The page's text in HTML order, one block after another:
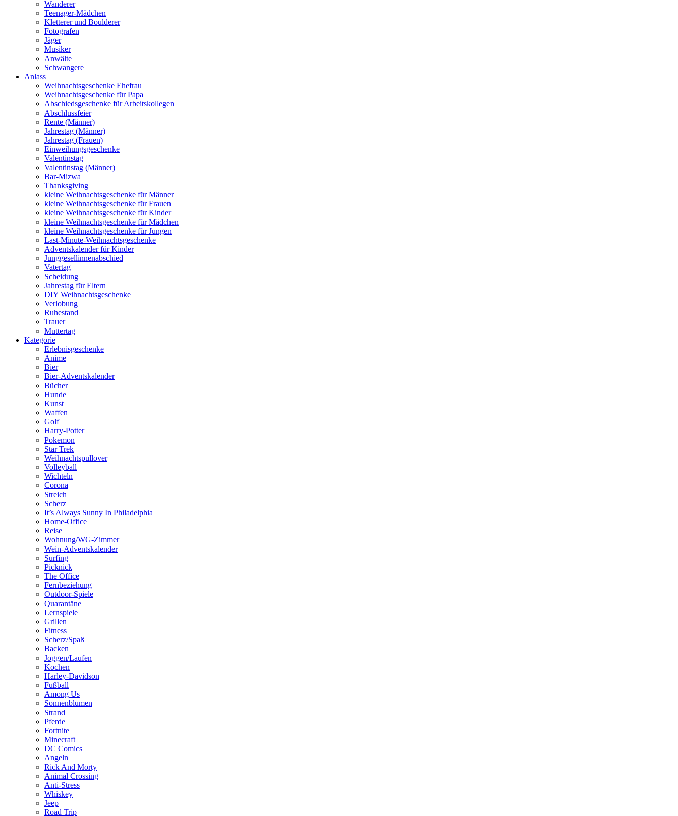
Wanderer
Teenager-Mädchen
Kletterer und Boulderer
Fotografen
Jäger
Musiker
Anwälte
Schwangere
Anlass
Weihnachtsgeschenke Ehefrau
Weihnachtsgeschenke für Papa
Abschiedsgeschenke für Arbeitskollegen
Abschlussfeier
Rente (Männer)
Jahrestag (Männer)
Jahrestag (Frauen)
Einweihungsgeschenke
Valentinstag
Valentinstag (Männer)
Bar-Mizwa
Thanksgiving
kleine Weihnachtsgeschenke für Männer
kleine Weihnachtsgeschenke für Frauen
kleine Weihnachtsgeschenke für Kinder
kleine Weihnachtsgeschenke für Mädchen
kleine Weihnachtsgeschenke für Jungen
Last-Minute-Weihnachtsgeschenke
Adventskalender für Kinder
Junggesellinnenabschied
Vatertag
Scheidung
Jahrestag für Eltern
DIY Weihnachtsgeschenke
Verlobung
Ruhestand
Trauer
Muttertag
Kategorie
Erlebnisgeschenke
Anime
Bier
Bier-Adventskalender
Bücher
Hunde
Kunst
Waffen
Golf
Harry-Potter
Pokemon
Star Trek
Weihnachtspullover
Volleyball
Wichteln
Corona
Streich
Scherz
It’s Always Sunny In Philadelphia
Home-Office
Reise
Wohnung/WG-Zimmer
Wein-Adventskalender
Surfing
Picknick
The Office
Fernbeziehung
Outdoor-Spiele
Quarantäne
Lernspiele
Grillen
Fitness
Scherz/Spaß
Backen
Joggen/Laufen
Kochen
Harley-Davidson
Fußball
Among Us
Sonnenblumen
Strand
Pferde
Fortnite
Minecraft
DC Comics
Angeln
Rick And Morty
Animal Crossing
Anti-Stress
Whiskey
Jeep
Road Trip